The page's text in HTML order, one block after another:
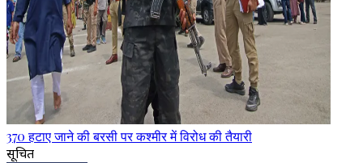
370 हटाए जाने की बरसी पर कश्मीर में विरोध की तैयारी
सूचित